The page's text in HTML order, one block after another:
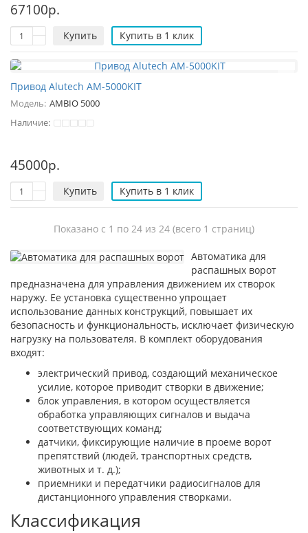
67100р.
Купить Купить в 1 клик
Привод Alutech AM-5000KIT
Модель: AMBIO 5000
Наличие:
45000р.
Купить Купить в 1 клик
Показано с 1 по 24 из 24 (всего 1 страниц)
Автоматика для
распашных ворот
предназначена для управления движением их створок
наружу. Ее установка существенно упрощает
использование данных конструкций, повышает их
безопасность и функциональность, исключает физическую
нагрузку на пользователя. В комплект оборудования
входят:
электрический привод, создающий механическое
усилие, которое приводит створки в движение;
блок управления, в котором осуществляется
обработка управляющих сигналов и выдача
соответствующих команд;
датчики, фиксирующие наличие в проеме ворот
препятствий (людей, транспортных средств,
животных и т. д.);
приемники и передатчики радиосигналов для
дистанционного управления створками.
Классификация